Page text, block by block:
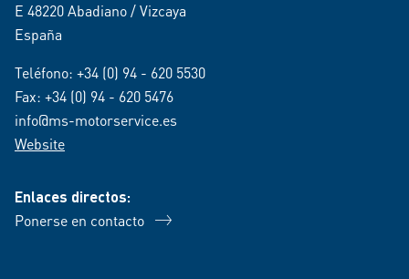
E 48220 Abadiano / Vizcaya
España
Teléfono: +34 (0) 94 - 620 5530
Fax: +34 (0) 94 - 620 5476
info@ms-motorservice.es
Website
Enlaces directos:
Ponerse en contacto